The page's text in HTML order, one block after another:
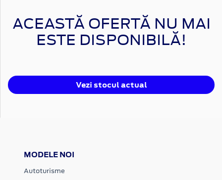
ACEASTĂ OFERTĂ NU MAI
ESTE DISPONIBILĂ!
Vezi stocul actual
MODELE NOI
Autoturisme